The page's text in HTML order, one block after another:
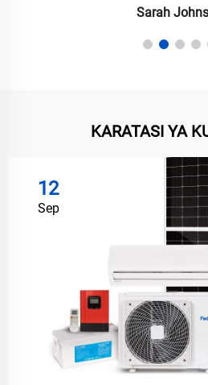
Sarah
KARATASI YA
12
Sep